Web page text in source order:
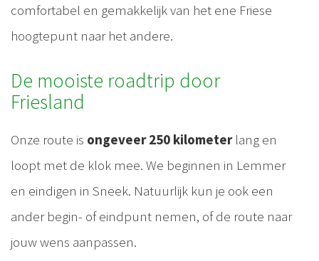
comfortabel en gemakkelijk van het ene Friese
hoogtepunt naar het andere.
De mooiste roadtrip door
Friesland
Onze route is ongeveer 250 kilometerlang en
loopt met de klok mee. We beginnen in Lemmer
en eindigen in Sneek. Natuurlijk kun je ook een
ander begin- of eindpunt nemen, of de route naar
jouw wens aanpassen.